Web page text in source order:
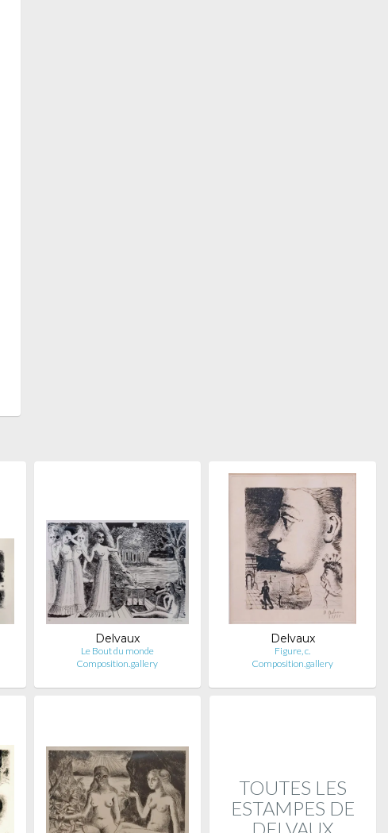
Delvaux
Le Bout du monde
Composition.gallery
Delvaux
Figure, c.
Composition.gallery
TOUTES LES
ESTAMPES DE